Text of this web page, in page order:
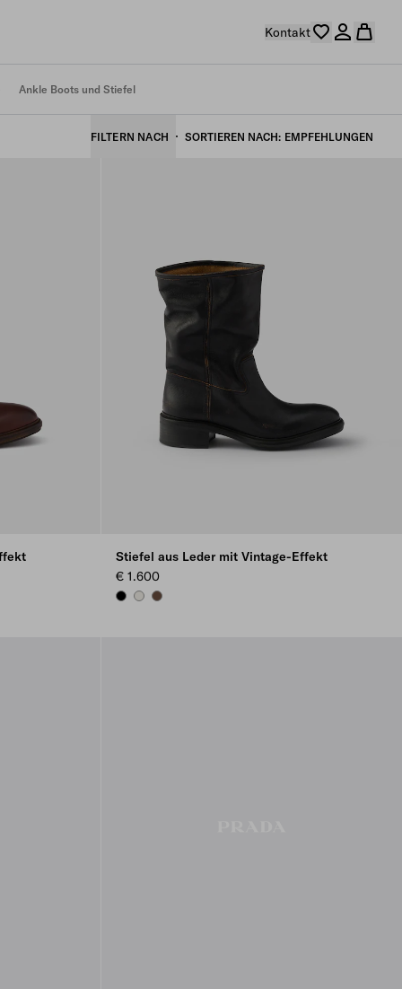
Kontakt
Ankle Boots und Stiefel
FILTERN NACH SORTIEREN NACH EMPFEHLUNGEN
Stiefel aus Leder mit Vintage-Effekt
€ 1.600
BLACKCHALK WHITE
COCOA BROWN